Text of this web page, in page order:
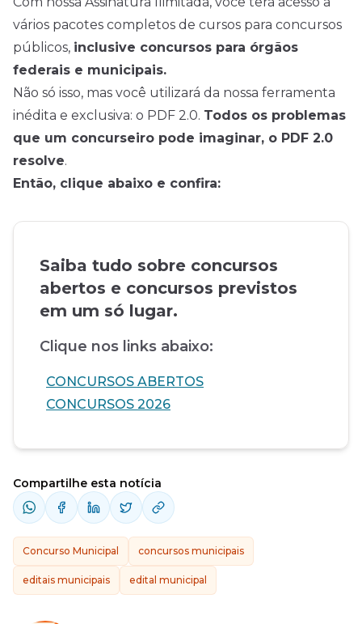
vários pacotes completos de cursos para concursos
públicos, inclusive concursos para órgãos
federais e municipais.
Não só isso, mas você utilizará da nossa ferramenta
inédita e exclusiva: o PDF 2.0. Todos os problemas
que um concurseiro pode imaginar, o PDF 2.0
resolve.
Então, clique abaixo e confira:
Saiba tudo sobre concursos
abertos e concursos previstos
em um só lugar.
Clique nos links abaixo:
CONCURSOS ABERTOS
CONCURSOS 2026
Compartilhe esta notícia
Concurso Municipal concursos municipais
editais municipais edital municipal